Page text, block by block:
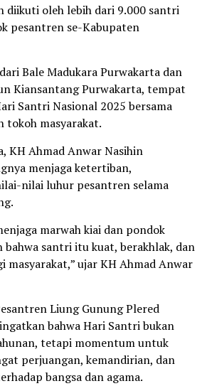
diikuti oleh lebih dari 9.000 santri
pesantren se-Kabupaten
Bale Madukara Purwakarta dan
Kiansantang Purwakarta, tempat
Santri Nasional 2025 bersama
tokoh masyarakat.
KH Ahmad Anwar Nasihin
menjaga ketertiban,
nilai luhur pesantren selama
marwah kiai dan pondok
bahwa santri itu kuat, berakhlak, dan
masyarakat,” ujar KH Ahmad Anwar
Liung Gunung Plered
bahwa Hari Santri bukan
tetapi momentum untuk
perjuangan, kemandirian, dan
bangsa dan agama.